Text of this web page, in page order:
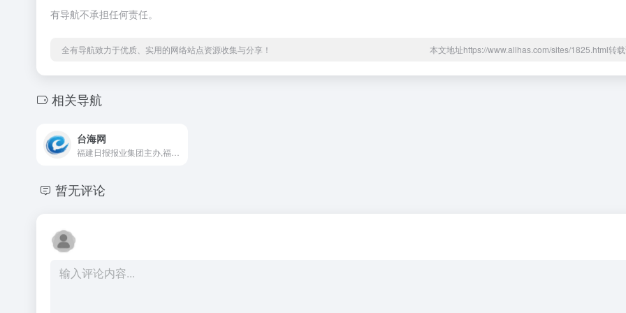
有导航不承担任何责任。
全有导航致力于优质、实用的网络站点资源收集与分享！ 本文地址https://www.allhas.com/sites/1825.html转
相关导航
台海网
暂无评论